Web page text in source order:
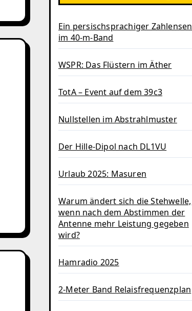
Ein persischsprachiger
im 40‑m‑Band
WSPR: Das Flüstern im Äther
TotA – Event auf dem 39c3
Nullstellen im Abstrahlmuster
Der Hille-Dipol nach DL1VU
Urlaub 2025: Masuren
Warum ändert sich die Stehwelle,
wenn nach dem Abstimmen der
Antenne mehr Leistung gegeben
wird?
Hamradio 2025
2-Meter Band Relaisfrequenzplan